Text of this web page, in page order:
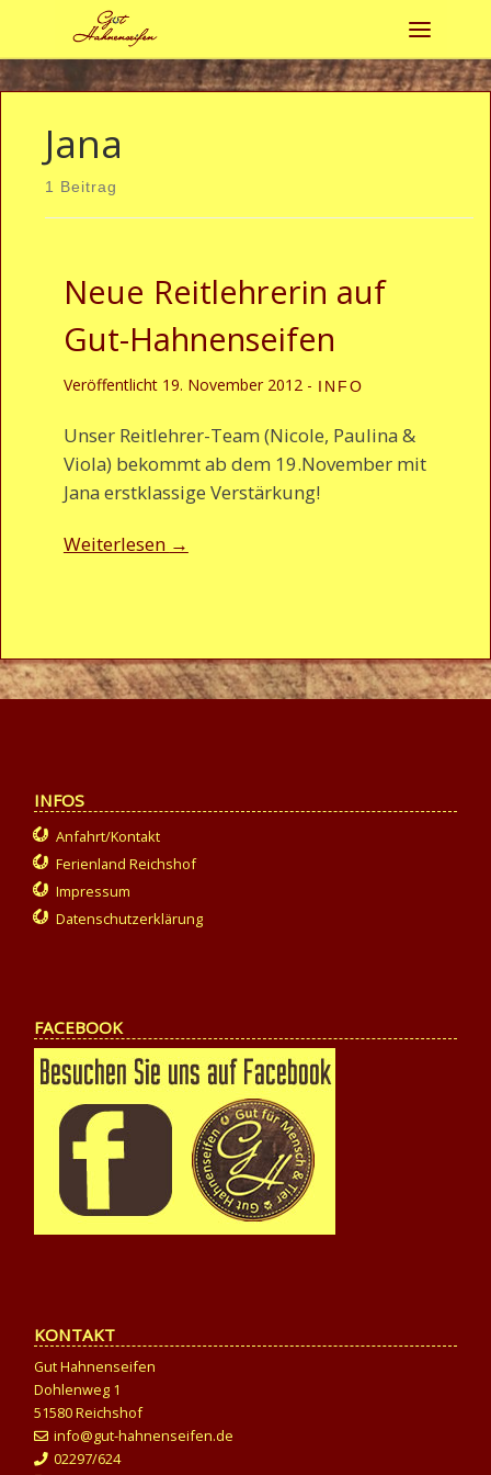
Zum Inhalt springen
Jana
1 Beitrag
Neue Reitlehrerin auf
Gut-Hahnenseifen
Veröffentlicht 19. November 2012- INFO
Unser Reitlehrer-Team (Nicole, Paulina &
Viola) bekommt ab dem 19.November mit
Jana erstklassige Verstärkung!
Weiterlesen →
INFOS
Anfahrt/Kontakt
Ferienland Reichshof
Impressum
Datenschutzerklärung
FACEBOOK
KONTAKT
Gut Hahnenseifen
Dohlenweg 1
51580 Reichshof
info@gut-hahnenseifen.de
02297/624